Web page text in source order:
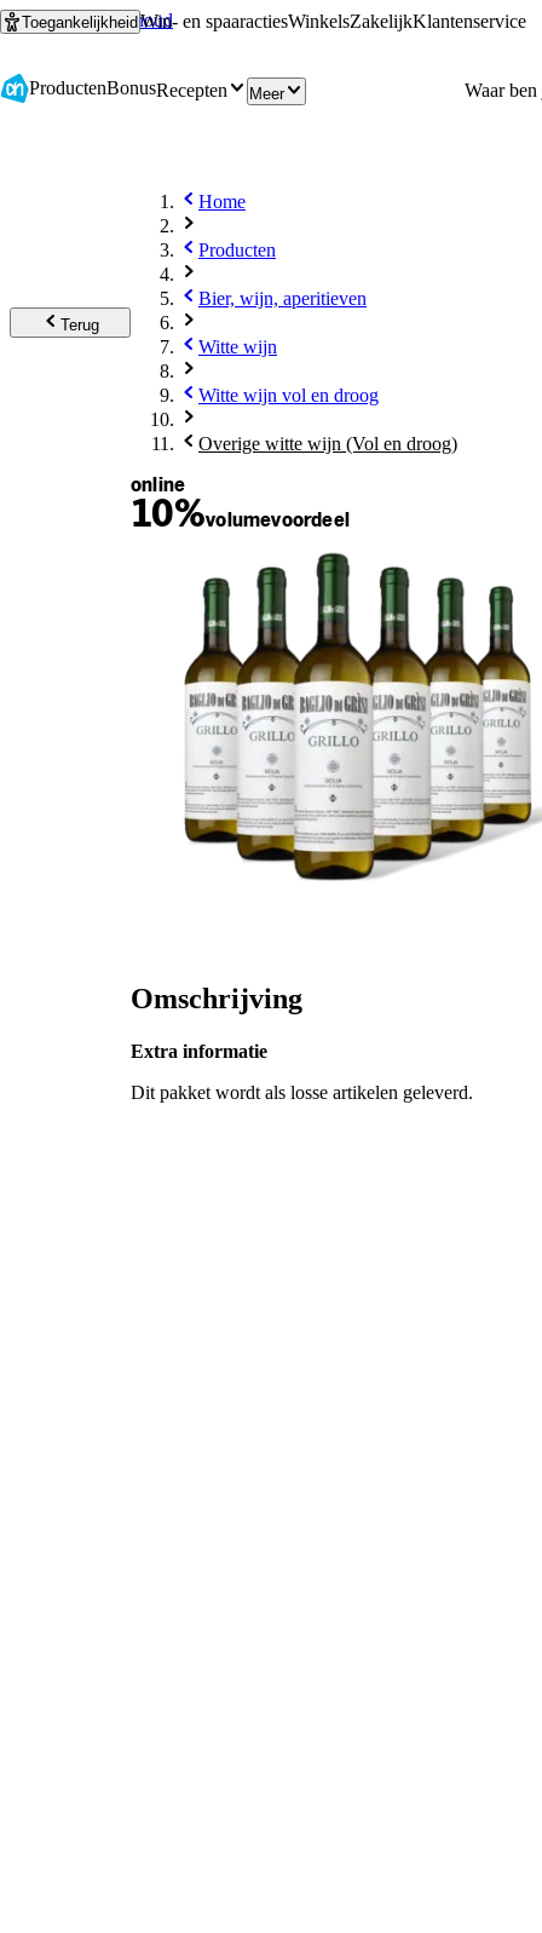
Ga naar hoofdinhoud
Ga naar zoeken
ToegankelijkheidWin- en spaaractiesWinkelsZakelijkKlantenservice
ProductenBonusRecepten Meer
Terug
Home
Producten
Bier, wijn, aperitieven
Witte wijn
Witte wijn vol en droog
Overige witte wijn (Vol en droog)
online
10%volumevoordeel
Omschrijving
Extra informatie
Dit pakket wordt als losse artikelen geleverd.